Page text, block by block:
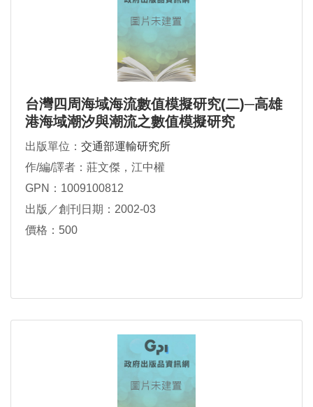
台灣四周海域海流數值模擬研究(二)─高雄
港海域潮汐與潮流之數值模擬研究
出版單位： 交通部運輸研究所
作/編/譯者：莊文傑，江中權
GPN：1009100812
出版／創刊日期：2002-03
價格：500